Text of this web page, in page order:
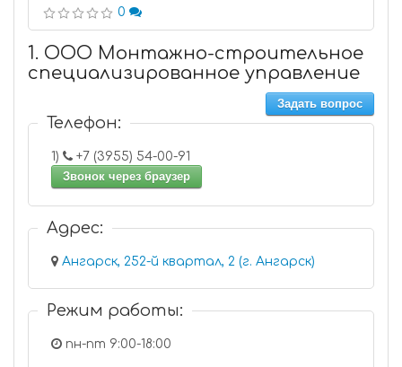
0
1. ООО Монтажно-строительное
специализированное управление
Задать вопрос
Телефон:
1)
+7 (3955) 54-00-91
Звонок через браузер
Адрес:
Ангарск, 252-й квартал, 2 (г. Ангарск)
Режим работы:
пн-пт 9:00-18:00